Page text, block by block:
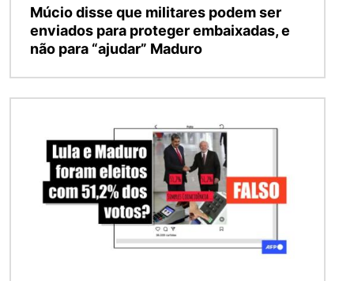
Múcio disse que militares podem ser
enviados para proteger embaixadas, e
não para “ajudar” Maduro